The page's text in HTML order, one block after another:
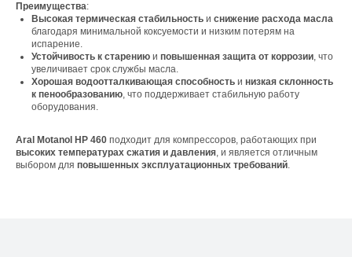
Преимущества:
Высокая термическая стабильность и снижение расхода масла
благодаря минимальной коксуемости и низким потерям на
испарение.
Устойчивость к старению и повышенная защита от коррозии, что
увеличивает срок службы масла.
Хорошая водоотталкивающая способность и низкая склонность
к пенообразованию, что поддерживает стабильную работу
оборудования.
Aral Motanol HP 460 подходит для компрессоров, работающих при
высоких температурах сжатия и давления, и является отличным
выбором для повышенных эксплуатационных требований.
trade.prime@mail.ru
+7 (927) 911-53-50
+7 (965) 881-85-55
Телефон: